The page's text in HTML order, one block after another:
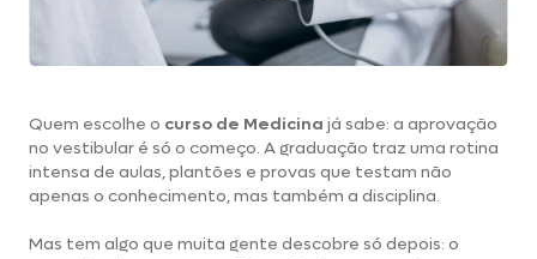
Quem escolhe o curso de Medicina já sabe: a aprovação
no vestibular é só o começo. A graduação traz uma rotina
intensa de aulas, plantões e provas que testam não
apenas o conhecimento, mas também a disciplina.
Mas tem algo que muita gente descobre só depois: o